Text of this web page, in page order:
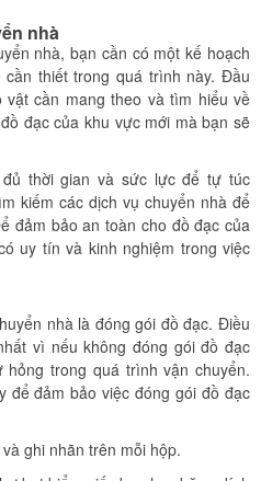
nhà
nhà, bạn cần có một kế hoạch
thiết trong quá trình này. Đầu
cần mang theo và tìm hiểu về
đạc của khu vực mới mà bạn sẽ
thời gian và sức lực để tự túc
kiếm các dịch vụ chuyển nhà để
đảm bảo an toàn cho đồ đạc của
uy tín và kinh nghiệm trong việc
nhà là đóng gói đồ đạc. Điều
vì nếu không đóng gói đồ đạc
trong quá trình vận chuyển.
để đảm bảo việc đóng gói đồ đạc
ghi nhãn trên mỗi hộp.